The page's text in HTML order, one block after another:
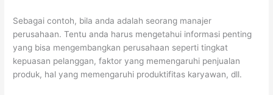
Sebagai contoh, bila anda adalah seorang manajer
perusahaan. Tentu anda harus mengetahui informasi penting
yang bisa mengembangkan perusahaan seperti tingkat
kepuasan pelanggan, faktor yang memengaruhi penjualan
produk, hal yang memengaruhi produktifitas karyawan, dll.